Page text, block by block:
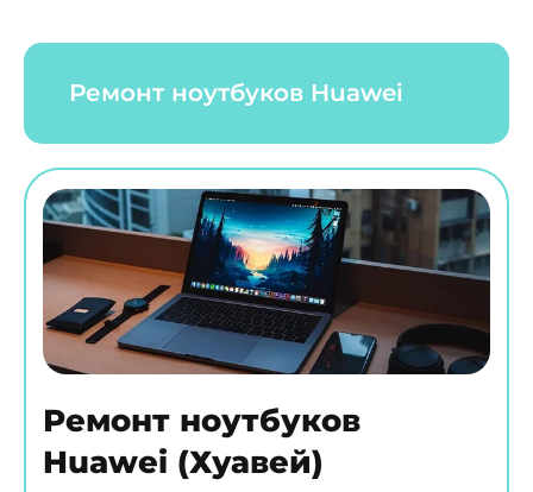
Ремонт ноутбуков Huawei
Ремонт ноутбуков
Huawei (Хуавей)